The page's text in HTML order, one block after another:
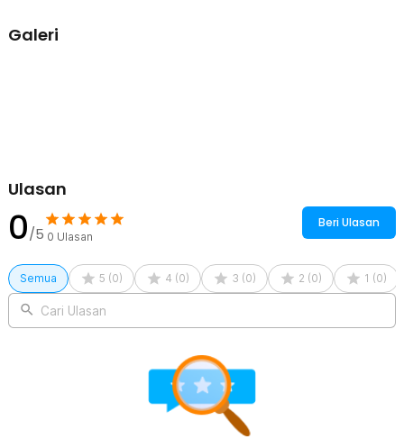
Galeri
Ulasan
0/5 0 Ulasan
Beri Ulasan
Semua 5 (0) 4 (0) 3 (0) 2 (0) 1 (0)
Cari Ulasan